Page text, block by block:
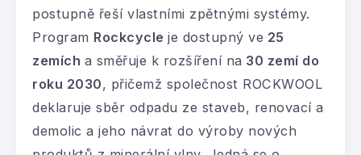
postupně řeší vlastními zpětnými systémy.
Program Rockcycle je dostupný ve 25
zemích a směřuje k rozšíření na 30 zemí do
roku 2030, přičemž společnost ROCKWOOL
deklaruje sběr odpadu ze staveb, renovací a
demolic a jeho návrat do výroby nových